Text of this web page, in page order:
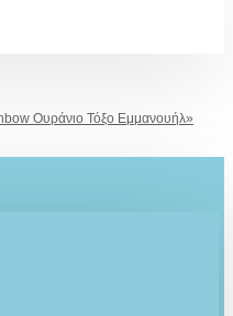
Ουράνιο Τόξο Εμμανουήλ»